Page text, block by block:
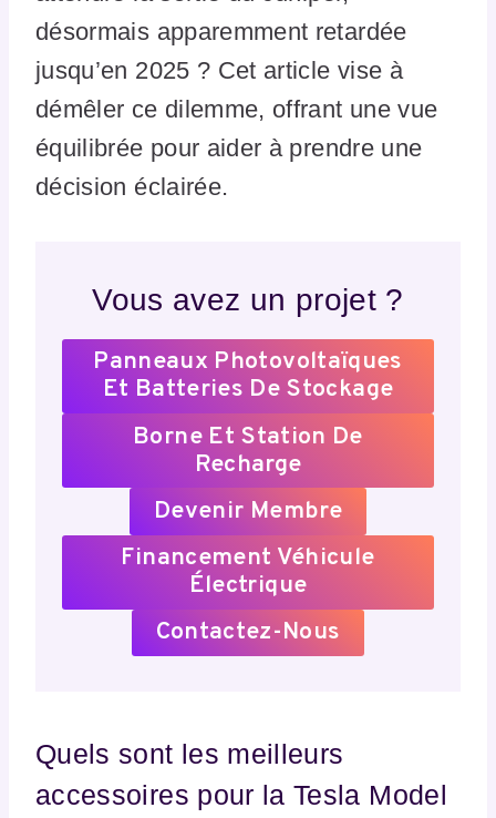
désormais apparemment retardée
jusqu’en 2025 ? Cet article vise à
démêler ce dilemme, offrant une vue
équilibrée pour aider à prendre une
décision éclairée.
Vous avez un projet ?
Panneaux Photovoltaïques
Et Batteries De Stockage
Borne Et Station De
Recharge
Devenir Membre
Financement Véhicule
Électrique
Contactez-Nous
Quels sont les meilleurs
accessoires pour la Tesla Model